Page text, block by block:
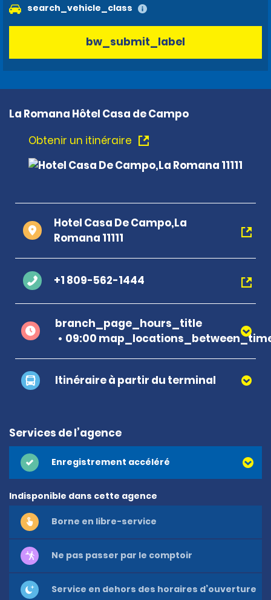
search_vehicle_class
bw_submit_label
La Romana Hôtel Casa de Campo
Obtenir un itinéraire
Hotel Casa De Campo,La
Romana 11111
+1 809-562-1444
branch_page_hours_title
09:00
Itinéraire à partir du terminal
Services de l’agence
Enregistrement accéléré
Indisponible dans cette agence
Borne en libre-service
Ne pas passer par le comptoir
Service en dehors des horaires d’ouverture